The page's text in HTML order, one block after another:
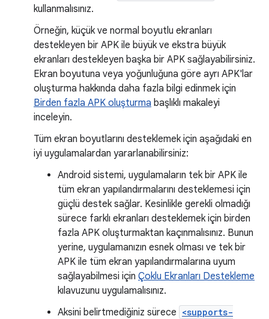
kullanmalısınız.
Örneğin, küçük ve normal boyutlu ekranları
destekleyen bir APK ile büyük ve ekstra büyük
ekranları destekleyen başka bir APK sağlayabilirsiniz.
Ekran boyutuna veya yoğunluğuna göre ayrı APK'lar
oluşturma hakkında daha fazla bilgi edinmek için
Birden fazla APK oluşturma başlıklı makaleyi
inceleyin.
Tüm ekran boyutlarını desteklemek için aşağıdaki en
iyi uygulamalardan yararlanabilirsiniz:
Android sistemi, uygulamaların tek bir APK ile
tüm ekran yapılandırmalarını desteklemesi için
güçlü destek sağlar. Kesinlikle gerekli olmadığı
sürece farklı ekranları desteklemek için birden
fazla APK oluşturmaktan kaçınmalısınız. Bunun
yerine, uygulamanızın esnek olması ve tek bir
APK ile tüm ekran yapılandırmalarına uyum
sağlayabilmesi için Çoklu Ekranları Destekleme
kılavuzunu uygulamalısınız.
Aksini belirtmediğiniz sürece <supports-